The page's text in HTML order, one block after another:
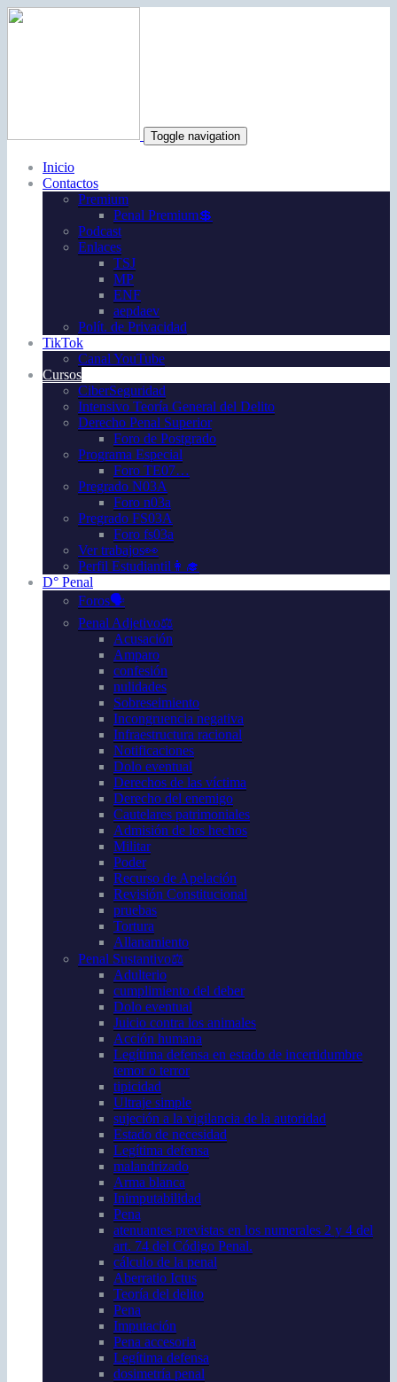
Toggle navigation
Inicio
Contactos
Premium
Penal Premium💲
Podcast
Enlaces
TSJ
MP
ENF
aepdaev
Polít. de Privacidad
TikTok
Canal YouTube
Cursos
CiberSeguridad
Intensivo Teoría General del Delito
Derecho Penal Superior
Foro de Postgrado
Programa Especial
Foro TE07…
Pregrado N03A
Foro n03a
Pregrado FS03A
Foro fs03a
Ver trabajos👀
Perfil Estudiantil👩‍🎓
D° Penal
Foros🗣️
Penal Adjetivo⚖️
Acusación
Amparo
confesión
nulidades
Sobreseimiento
Incongruencia negativa
Infraestructura racional
Notificaciones
Dolo eventual
Derechos de las víctima
Derecho del enemigo
Cautelares patrimoniales
Admisión de los hechos
Militar
Poder
Recurso de Apelación
Revisión Constitucional
pruebas
Tortura
Allanamiento
Penal Sustantivo⚖️
Adulterio
cumplimiento del deber
Dolo eventual
Juicio contra los animales
Acción humana
Legítima defensa en estado de incertidumbre
temor o terror
tipicidad
Ultraje simple
sujeción a la vigilancia de la autoridad
Estado de necesidad
Legítima defensa
malandrizado
Arma blanca
Inimputabilidad
Pena
atenuantes previstas en los numerales 2 y 4 del
art. 74 del Código Penal.
cálculo de la penal
Aberratio Ictus
Teoría del delito
Pena
Imputación
Pena accesoria
Legítima defensa
dosimetría penal